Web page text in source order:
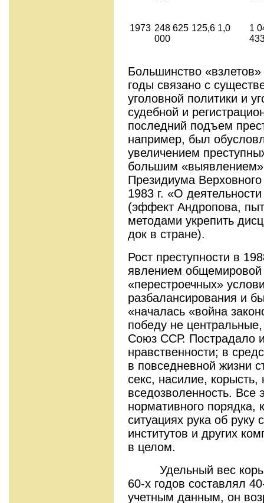
1973 248 625
000
125,6 1,0
1
Большинство
годы свя­зано с
уголовной политики и
судебной и
последний подъем
например, был
увеличением
большим
Президиума
1983 г. «О
(эффект Андропова,
методами укрепить
док в стране).
Рост преступности в
явлением общемировой
«перестроечных»
разбалансирования и
«началась «война
победу не
Союз ССР. Пострадало
нравственности; в
в повседневной жизни
секс, на­силие, корысть,
вседозволенность. Все
нормативного порядка,
ситуациях рука об
институтов и других
в целом.
Удельный вес
60-х годов состав­лял
учетным данным, он